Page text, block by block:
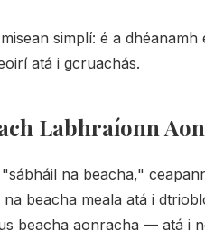
simplí: é a
atá i gcruachás.
Labhraíonn
na beacha,"
beacha meala atá i
beacha aonracha — atá i